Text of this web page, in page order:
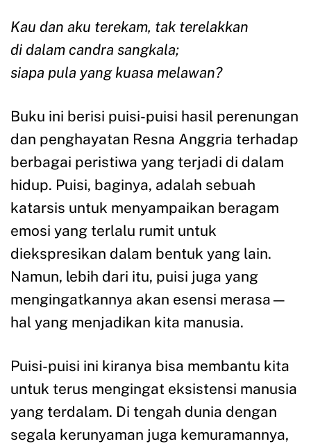
Kau dan aku terekam, tak terelakkan
di dalam candra sangkala;
siapa pula yang kuasa melawan?
Buku ini berisi puisi-puisi hasil perenungan
dan penghayatan Resna Anggria terhadap
berbagai peristiwa yang terjadi di dalam
hidup. Puisi, baginya, adalah sebuah
katarsis untuk menyampaikan beragam
emosi yang terlalu rumit untuk
diekspresikan dalam bentuk yang lain.
Namun, lebih dari itu, puisi juga yang
mengingatkannya akan esensi merasa—
hal yang menjadikan kita manusia.
Puisi-puisi ini kiranya bisa membantu kita
untuk terus mengingat eksistensi manusia
yang terdalam. Di tengah dunia dengan
segala kerunyaman juga kemuramannya,